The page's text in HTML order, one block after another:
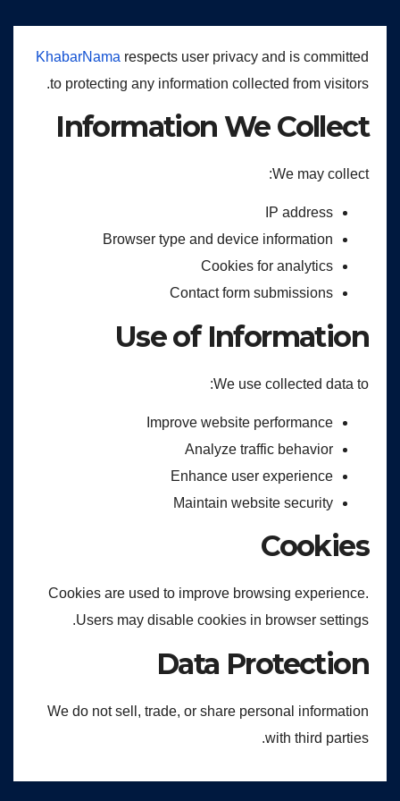
KhabarNama respects user privacy and is committed
to protecting any information collected from visitors.
Information We Collect
We may collect:
IP address
Browser type and device information
Cookies for analytics
Contact form submissions
Use of Information
We use collected data to:
Improve website performance
Analyze traffic behavior
Enhance user experience
Maintain website security
Cookies
Cookies are used to improve browsing experience.
Users may disable cookies in browser settings.
Data Protection
We do not sell, trade, or share personal information
with third parties.